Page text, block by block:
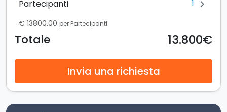
Partecipanti 1 chevron_right
€ 13800.00 per Partecipanti
Totale 13.800€
Invia una richiesta